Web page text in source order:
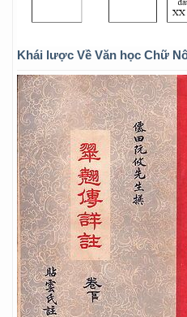
Khái lược Về Văn học Chữ